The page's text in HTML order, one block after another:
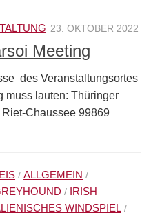
23. OKTOBER 2022
Meeting
des Veranstaltungsortes
muss lauten: Thüringer
Chaussee 99869
/ ALLGEMEIN /
/ IRISH
WINDSPIEL /